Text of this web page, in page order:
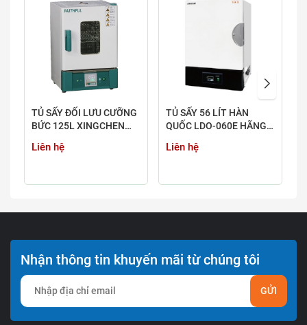
TỦ SẤY ĐỐI LƯU CƯỠNG
BỨC 125L XINGCHEN
Liên hệ
TỦ SẤY 56 LÍT HÀN
QUỐC LDO-060E HÃNG
Liên hệ
Nhận thông tin khuyến mãi từ chúng tôi
GỬI